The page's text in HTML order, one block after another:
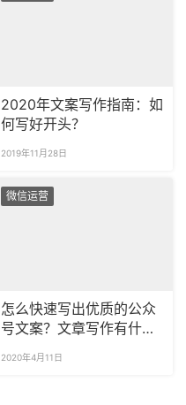
2020年文案写作指南：如
何写好开头？
2019年11月28日
微信运营
怎么快速写出优质的公众
号文案？文章写作有什么
2020年4月11日